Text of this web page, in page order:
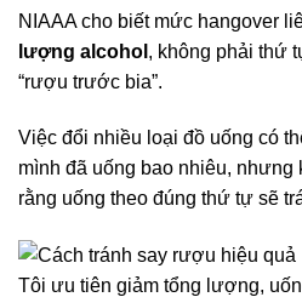
NIAAA cho biết mức hangover
lượng alcohol , không phải thứ
“rượu trước bia”.
Việc đổi nhiều loại đồ uống có
mình đã uống bao nhiêu, nhưng
rằng uống theo đúng thứ tự sẽ
Tôi ưu tiên giảm tổng lượng,